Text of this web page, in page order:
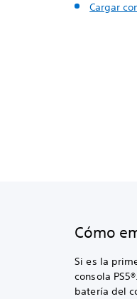
Cargar
Cómo
Si es la
consola
batería del